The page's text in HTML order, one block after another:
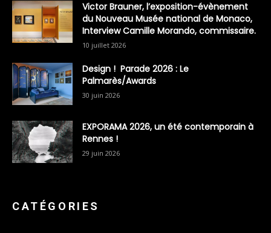
Victor Brauner, l’exposition-évènement
du Nouveau Musée national de Monaco,
Interview Camille Morando, commissaire.
10 juillet 2026
Design ! Parade 2026 : Le
Palmarès/Awards
30 juin 2026
EXPORAMA 2026, un été contemporain à
Rennes !
29 juin 2026
CATÉGORIES